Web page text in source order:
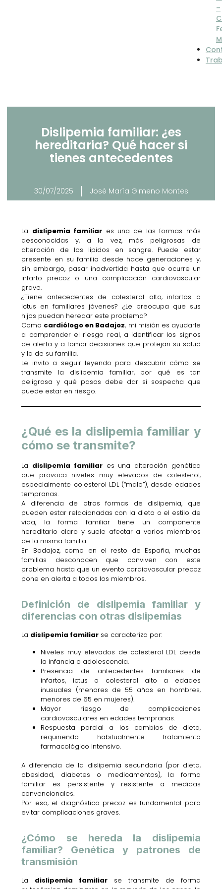
–
Dislipemia familiar: ¿es
hereditaria? Qué hacer si
tienes antecedentes
30/07/2025 José María Gimeno Montes
La dislipemia familiar es una de las formas más
desconocidas y, a la vez, más peligrosas de
alteración de los lípidos en sangre. Puede estar
presente en su familia desde hace generaciones y,
sin embargo, pasar inadvertida hasta que ocurre un
infarto precoz o una complicación cardiovascular
grave.
¿Tiene antecedentes de colesterol alto, infartos o
ictus en familiares jóvenes? ¿Le preocupa que sus
hijos puedan heredar este problema?
Como cardiólogo en Badajoz, mi misión es ayudarle
a comprender el riesgo real, a identificar los signos
de alerta y a tomar decisiones que protejan su salud
y la de su familia.
Le invito a seguir leyendo para descubrir cómo se
transmite la dislipemia familiar, por qué es tan
peligrosa y qué pasos debe dar si sospecha que
puede estar en riesgo.
¿Qué es la dislipemia familiar y
cómo se transmite?
La dislipemia familiares una alteración genética
que provoca niveles muy elevados de colesterol,
especialmente colesterol LDL (“malo”), desde edades
tempranas.
A diferencia de otras formas de dislipemia, que
pueden estar relacionadas con la dieta o el estilo de
vida, la forma familiar tiene un componente
hereditario claro y suele afectar a varios miembros
de la misma familia.
En Badajoz, como en el resto de España, muchas
familias desconocen que conviven con este
problema hasta que un evento cardiovascular precoz
pone en alerta a todos los miembros.
Definición de dislipemia familiar y
diferencias con otras dislipemias
La dislipemia familiar se caracteriza por:
Niveles muy elevados de colesterol LDL desde
la infancia o adolescencia.
Presencia de antecedentes familiares de
infartos, ictus o colesterol alto a edades
inusuales (menores de 55 años en hombres,
menores de 65 en mujeres).
Mayor riesgo de complicaciones
cardiovasculares en edades tempranas.
Respuesta parcial a los cambios de dieta,
requiriendo habitualmente tratamiento
farmacológico intensivo.
A diferencia de la dislipemia secundaria (por dieta,
obesidad, diabetes o medicamentos), la forma
familiar es persistente y resistente a medidas
convencionales.
Por eso, el diagnóstico precoz es fundamental para
evitar complicaciones graves.
¿Cómo se hereda la dislipemia
familiar? Genética y patrones de
transmisión
La dislipemia familiar se transmite de forma